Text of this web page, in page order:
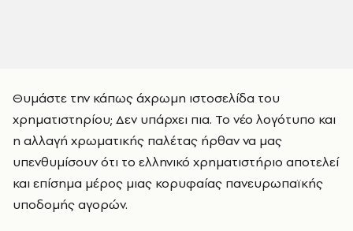
Θυμάστε την κάπως άχρωμη ιστοσελίδα του
χρηματιστηρίου; Δεν υπάρχει πια. Το νέο λογότυπο και
η αλλαγή χρωματικής παλέτας ήρθαν να μας
υπενθυμίσουν ότι το ελληνικό χρηματιστήριο αποτελεί
και επίσημα μέρος μιας κορυφαίας πανευρωπαϊκής
υποδομής αγορών.